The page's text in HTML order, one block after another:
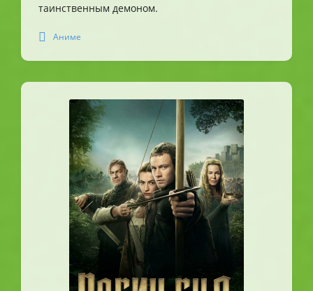
таинственным демоном.
Аниме